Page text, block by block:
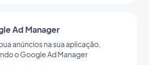
Ad Manager
anúncios na sua aplicação,
o Google Ad Manager